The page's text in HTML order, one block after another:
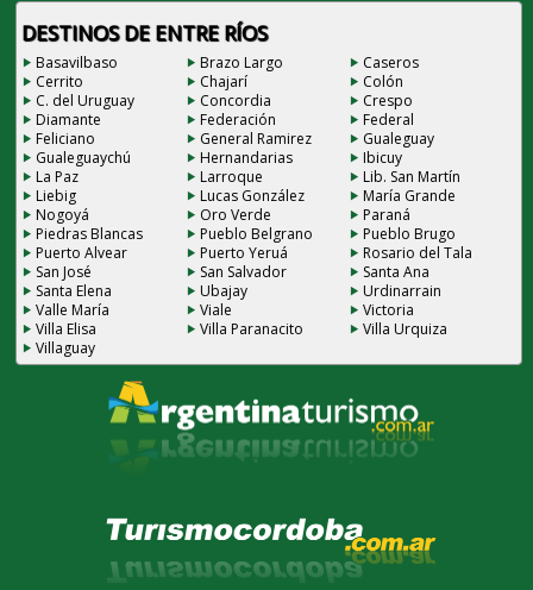
DESTINOS DE ENTRE RÍOS
Basavilbaso Brazo Largo
Caseros
Cerrito
Chajarí
Colón
C. del Uruguay
Concordia
Crespo
Diamante
Federación
Federal
Feliciano
General Ramirez
Gualeguay
Gualeguaychú
Hernandarias
Ibicuy
La Paz
Larroque
Lib. San Martín
Liebig
Lucas González
María Grande
Nogoyá
Oro Verde
Paraná
Piedras Blancas
Pueblo Belgrano
Pueblo Brugo
Puerto Alvear
Puerto Yeruá
Rosario del Tala
San José
San Salvador
Santa Ana
Santa Elena
Ubajay
Urdinarrain
Valle María
Viale
Victoria
Villa Elisa
Villa Paranacito
Villa Urquiza
Villaguay